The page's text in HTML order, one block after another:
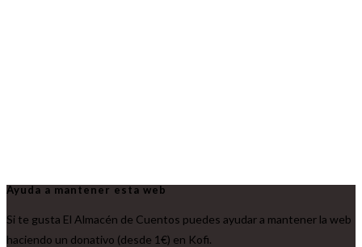
Ayuda a mantener esta web
Si te gusta El Almacén de Cuentos puedes ayudar a mantener la web
haciendo un donativo (desde 1€) en Kofi.